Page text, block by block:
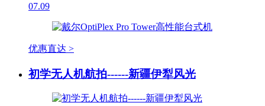
07.09
优惠直达 >
初学无人机航拍------新疆伊犁风光